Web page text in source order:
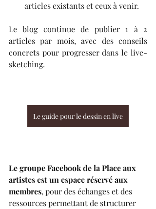
articles existants et ceux à venir.
Le blog continue de publier 1 à 2
articles par mois, avec des conseils
concrets pour progresser dans le live-
sketching.
Le guide pour le dessin en live
Le groupe Facebook de la Place aux
artistes est un espace réservé aux
membres, pour des échanges et des
ressources permettant de structurer